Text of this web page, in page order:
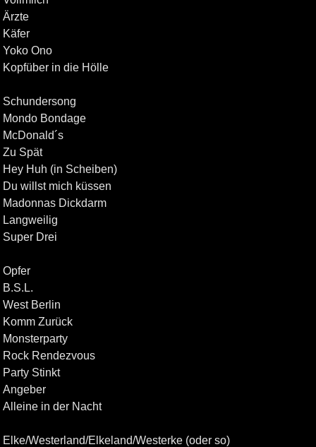
Ärzte
Käfer
Yoko Ono
Kopfüber in die Hölle
Schundersong
Mondo Bondage
McDonald´s
Zu Spät
Hey Huh (in Scheiben)
Du willst mich küssen
Madonnas Dickdarm
Langweilig
Super Drei
Opfer
B.S.L.
West Berlin
Komm Zurück
Monsterparty
Rock Rendezvous
Party Stinkt
Angeber
Alleine in der Nacht
Elke/Westerland/Elkeland/Westerke (oder so)